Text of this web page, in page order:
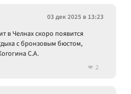
03 дек 2025 в 13:23
в Челнах скоро появится
с бронзовым бюстом,
С.А.
2